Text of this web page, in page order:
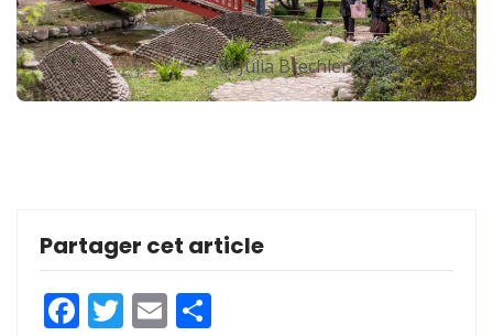
© Julia Brechler/OTBB
Partager cet article
Facebook
Twitter
Email